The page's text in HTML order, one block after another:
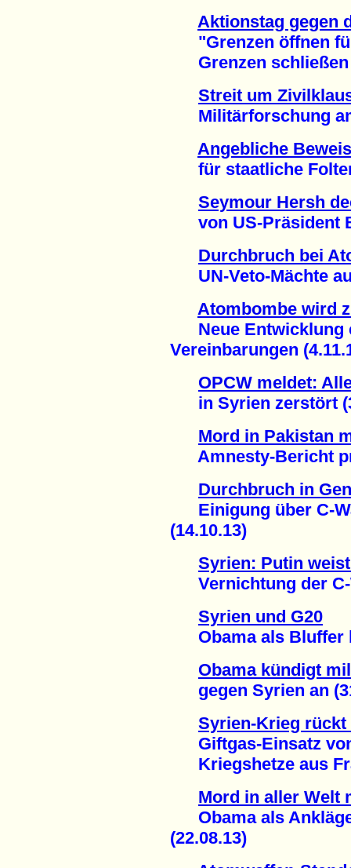
Aktionstag gegen
"Grenzen öffnen
Grenzen schließen
Streit um
Militärforschung
Angebliche
für staatliche Folter
Seymour Hersh
von US-Präsident
Durchbruch bei
UN-Veto-Mächte
Atombombe wird
Neue Entwicklung
Vereinbarungen
OPCW meldet:
in Syrien zerstört
Mord in Pakistan
Amnesty-Bericht
Durchbruch in
Einigung über C-
(14.10.13)
Syrien: Putin
Vernichtung der C-
Syrien und G20
Obama als Bluffer
Obama kündigt
gegen Syrien an
Syrien-Krieg rückt
Giftgas-Einsatz
Kriegshetze aus
Mord in aller Welt
Obama als
(22.08.13)